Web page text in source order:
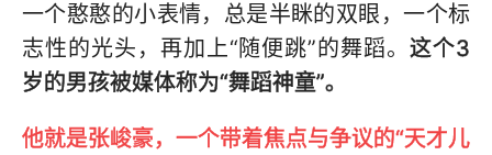
一个憨憨的小表情，总是半眯的双眼，一个标
志性的光头，再加上“随便跳”的舞蹈。这个3
岁的男孩被媒体称为“舞蹈神童”。
他就是张峻豪，一个带着焦点与争议的“天才儿